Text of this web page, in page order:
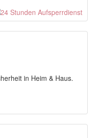
in Heim & Haus.